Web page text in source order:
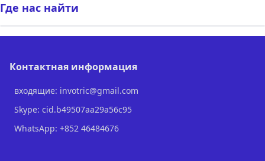
Где нас найти
Контактная информация
входящие: invotric@gmail.com
Skype: cid.b49507aa29a56c95
WhatsApp: +852 46484676